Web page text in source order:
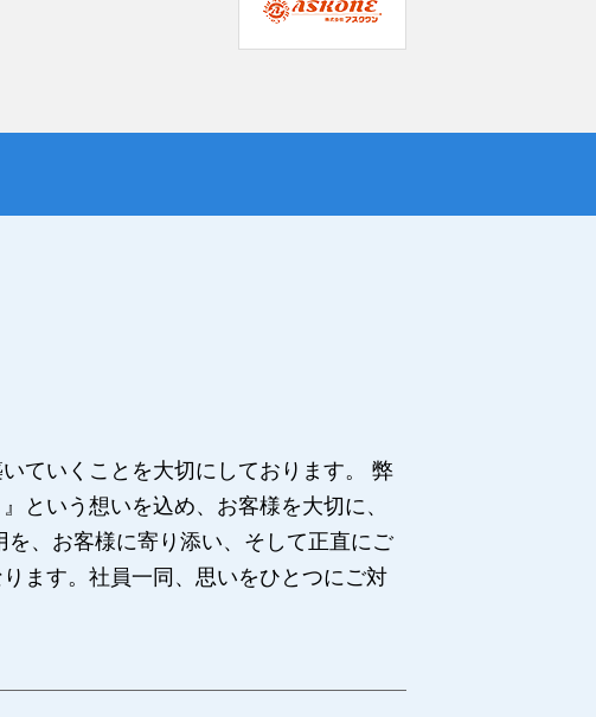
ていくことを大切にしております。 弊
という想いを込め、お客様を大切に、
、お客様に寄り添い、そして正直にご
ます。社員一同、思いをひとつにご対